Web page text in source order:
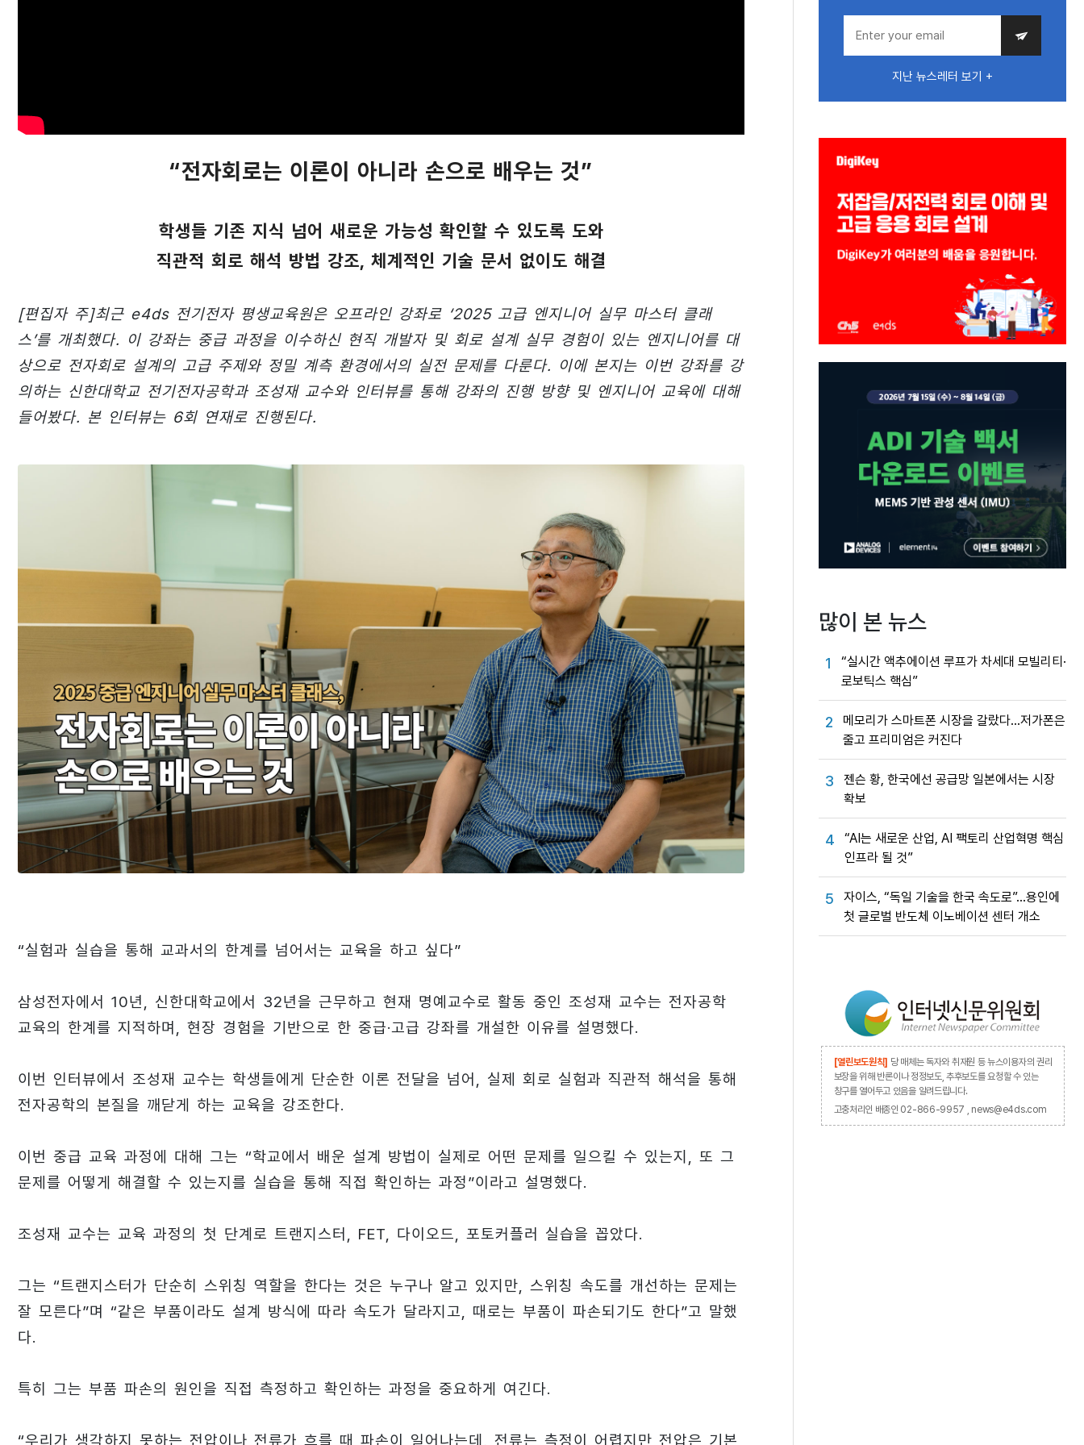
“전자회로는 이론이 아니라 손으로 배우는 것”
학생들 기존 지식 넘어 새로운 가능성 확인할 수 있도록 도와
직관적 회로 해석 방법 강조, 체계적인 기술 문서 없이도 해결
[편집자 주]최근 e4ds 전기전자 평생교육원은 오프라인 강좌로 ‘2025 고급 엔지니어 실무 마스터 클래
스’를 개최했다. 이 강좌는 중급 과정을 이수하신 현직 개발자 및 회로 설계 실무 경험이 있는 엔지니어를 대
상으로 전자회로 설계의 고급 주제와 정밀 계측 환경에서의 실전 문제를 다룬다. 이에 본지는 이번 강좌를 강
의하는 신한대학교 전기전자공학과 조성재 교수와 인터뷰를 통해 강좌의 진행 방향 및 엔지니어 교육에 대해
들어봤다. 본 인터뷰는 6회 연재로 진행된다.
“실험과 실습을 통해 교과서의 한계를 넘어서는 교육을 하고 싶다”
삼성전자에서 10년, 신한대학교에서 32년을 근무하고 현재 명예교수로 활동 중인 조성재 교수는 전자공학
교육의 한계를 지적하며, 현장 경험을 기반으로 한 중급·고급 강좌를 개설한 이유를 설명했다.
이번 인터뷰에서 조성재 교수는 학생들에게 단순한 이론 전달을 넘어, 실제 회로 실험과 직관적 해석을 통해
전자공학의 본질을 깨닫게 하는 교육을 강조한다.
이번 중급 교육 과정에 대해 그는 “학교에서 배운 설계 방법이 실제로 어떤 문제를 일으킬 수 있는지, 또 그
문제를 어떻게 해결할 수 있는지를 실습을 통해 직접 확인하는 과정”이라고 설명했다.
조성재 교수는 교육 과정의 첫 단계로 트랜지스터, FET, 다이오드, 포토커플러 실습을 꼽았다.
그는 “트랜지스터가 단순히 스위칭 역할을 한다는 것은 누구나 알고 있지만, 스위칭 속도를 개선하는 문제는
잘 모른다”며 “같은 부품이라도 설계 방식에 따라 속도가 달라지고, 때로는 부품이 파손되기도 한다”고 말했
다.
특히 그는 부품 파손의 원인을 직접 측정하고 확인하는 과정을 중요하게 여긴다.
“우리가 생각하지 못하는 전압이나 전류가 흐를 때 파손이 일어나는데, 전류는 측정이 어렵지만 전압은 기본
지난 뉴스레터 보기 +
많이 본 뉴스
1
“실시간 액추에이션 루프가 차세대 모빌리티·
로보틱스 핵심”
2
메모리가 스마트폰 시장을 갈랐다…저가폰은
줄고 프리미엄은 커진다
3
젠슨 황, 한국에선 공급망 일본에서는 시장
확보
4
“AI는 새로운 산업, AI 팩토리 산업혁명 핵심
인프라 될 것”
5
자이스, “독일 기술을 한국 속도로”…용인에
첫 글로벌 반도체 이노베이션 센터 개소
[열린보도원칙] 당 매체는 독자와 취재원 등 뉴스이용자의 권리
보장을 위해 반론이나 정정보도, 추후보도를 요청할 수 있는
창구를 열어두고 있음을 알려드립니다.
고충처리인 배종인 02-866-9957 , news@e4ds.com